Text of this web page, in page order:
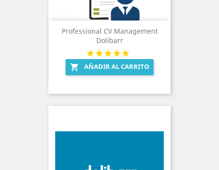
Professional CV Management
Dolibarr
 AÑADIR AL CARRITO